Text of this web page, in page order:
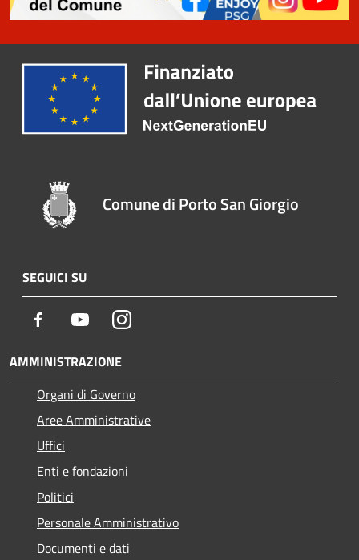
Comune di Porto San Giorgio
SEGUICI SU
Facebook YoutubeInstagram
AMMINISTRAZIONE
Organi di Governo
Aree Amministrative
Uffici
Enti e fondazioni
Politici
Personale Amministrativo
Documenti e dati